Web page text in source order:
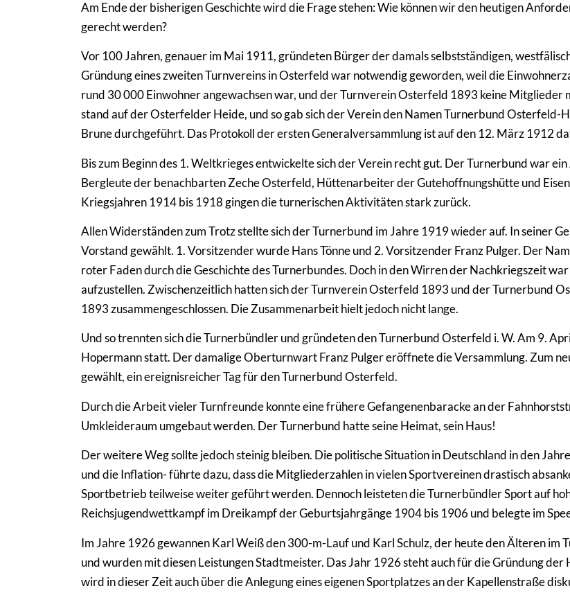
Am Ende der bisherigen Geschichte wird die Frage stehen: Wie können wir den heutigen
gerecht werden?
Vor 100 Jahren, genauer im Mai 1911, gründeten Bürger der damals selbstständigen,
Gründung eines zweiten Turnvereins in Osterfeld war notwendig geworden, weil die
rund 30 000 Einwohner angewachsen war, und der Turnverein Osterfeld 1893 keine Mitglieder
stand auf der Osterfelder Heide, und so gab sich der Verein den Namen Turnerbund Osterfeld-
Brune durchgeführt. Das Protokoll der ersten Generalversammlung ist auf den 12. März 1912
Bis zum Beginn des 1. Weltkrieges entwickelte sich der Verein recht gut. Der Turnerbund war
Bergleute der benachbarten Zeche Osterfeld, Hüttenarbeiter der Gutehoffnungshütte und
Kriegsjahren 1914 bis 1918 gingen die turnerischen Aktivitäten stark zurück.
Allen Widerständen zum Trotz stellte sich der Turnerbund im Jahre 1919 wieder auf. In seiner
Vorstand gewählt. 1. Vorsitzender wurde Hans Tönne und 2. Vorsitzender Franz Pulger. Der
roter Faden durch die Geschichte des Turnerbundes. Doch in den Wirren der Nachkriegszeit
aufzustellen. Zwischenzeitlich hatten sich der Turnverein Osterfeld 1893 und der Turnerbund
1893 zusammengeschlossen. Die Zusammenarbeit hielt jedoch nicht lange.
Und so trennten sich die Turnerbündler und gründeten den Turnerbund Osterfeld i. W. Am 9.
Hopermann statt. Der damalige Oberturnwart Franz Pulger eröffnete die Versammlung. Zum
gewählt, ein ereignisreicher Tag für den Turnerbund Osterfeld.
Durch die Arbeit vieler Turnfreunde konnte eine frühere Gefangenenbaracke an der
Umkleideraum umgebaut werden. Der Turnerbund hatte seine Heimat, sein Haus!
Der weitere Weg sollte jedoch steinig bleiben. Die politische Situation in Deutschland in den
und die Inflation- führte dazu, dass die Mitgliederzahlen in vielen Sportvereinen drastisch
Sportbetrieb teilweise weiter geführt werden. Dennoch leisteten die Turnerbündler Sport auf
Reichsjugendwettkampf im Dreikampf der Geburtsjahrgänge 1904 bis 1906 und belegte im
Im Jahre 1926 gewannen Karl Weiß den 300-m-Lauf und Karl Schulz, der heute den Älteren
und wurden mit diesen Leistungen Stadtmeister. Das Jahr 1926 steht auch für die Gründung
wird in dieser Zeit auch über die Anlegung eines eigenen Sportplatzes an der Kapellenstraße